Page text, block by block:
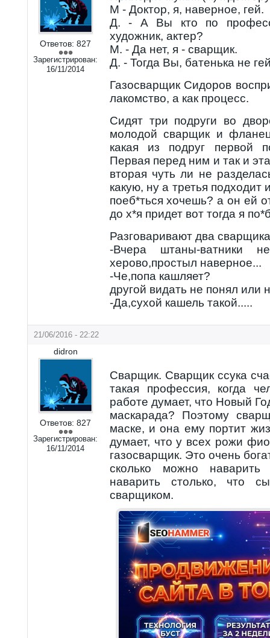
Ответов: 827
Зарегистрирован:
16/11/2014
М - Доктор, я, наверное, гей.
Д. - А Вы кто по
художник, актер?
М. - Да нет, я - сварщик.
Д. - Тогда Вы, батенька не
Газосварщик Сидоров
лакомство, а как процесс.
Cидят три подруги во
молодой сварщик и
какая из подруг первой
Первая перед ним и так и
вторая чуть ли не
какую, ну а третья
поеб*ться хочешь? а он ей
до х*я придет вот тогда я
Разговаривают два
-Вчера штаны-ватники
херово,простыл наверное...
-Че,попа кашляет?
другой видать не понял или
-Да,сухой кашель такой.....
21/06/2016 - 22:22
didron
Ответов: 827
Зарегистрирован:
16/11/2014
Сварщик. Сварщик ссука
такая профессия, когда
работе думает, что Новый
маскарада? Поэтому
маске, и она ему портит
думает, что у всех рожи
газосварщик. Это очень
сколько можно
наварить столько, что
сварщиком.